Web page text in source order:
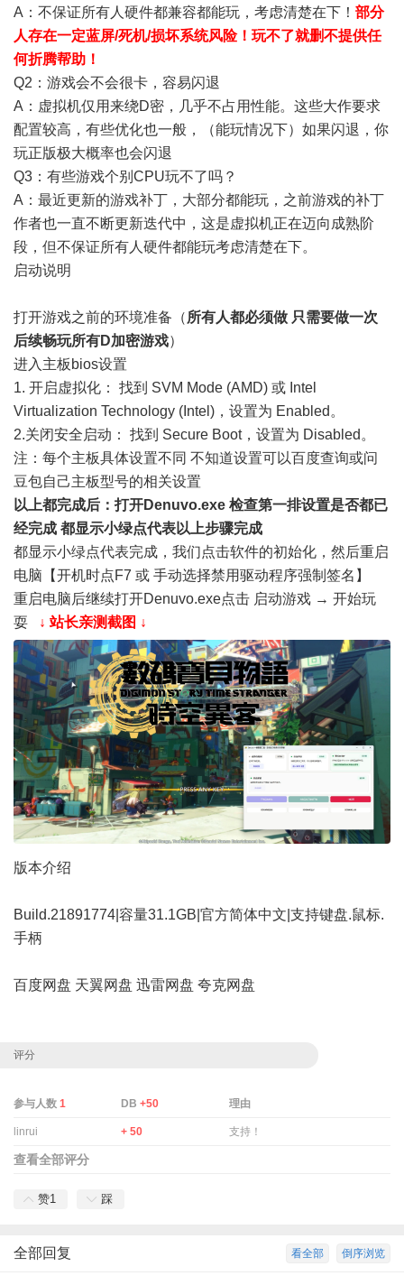
A：不保证所有人硬件都兼容都能玩，考虑清楚在下！ 部分
人存在一定蓝屏/死机/损坏系统风险！玩不了就删不提供任
何折腾帮助！
Q2：游戏会不会很卡，容易闪退
A：虚拟机仅用来绕D密，几乎不占用性能。这些大作要求
配置较高，有些优化也一般，（能玩情况下）如果闪退，你
玩正版极大概率也会闪退
Q3：有些游戏个别CPU玩不了吗？
A：最近更新的游戏补丁，大部分都能玩，之前游戏的补丁
作者也一直不断更新迭代中，这是虚拟机正在迈向成熟阶
段，但不保证所有人硬件都能玩考虑清楚在下。
启动说明
打开游戏之前的环境准备（ 所有人都必须做 只需要做一次
后续畅玩所有D加密游戏）
进入主板bios设置
1. 开启虚拟化： 找到 SVM Mode (AMD) 或 Intel
Virtualization Technology (Intel)，设置为 Enabled。
2.关闭安全启动： 找到 Secure Boot，设置为 Disabled。
注：每个主板具体设置不同 不知道设置可以百度查询或问
豆包自己主板型号的相关设置
以上都完成后：打开Denuvo.exe 检查第一排设置是否都已
经完成 都显示小绿点代表以上步骤完成
都显示小绿点代表完成，我们点击软件的初始化，然后重启
电脑【开机时点F7 或 手动选择禁用驱动程序强制签名】
重启电脑后继续打开Denuvo.exe点击 启动游戏 → 开始玩
耍
↓ 站长亲测截图 ↓
版本介绍
Build.21891774|容量31.1GB|官方简体中文|支持键盘.鼠标.
手柄
百度网盘 天翼网盘 迅雷网盘 夸克网盘
评分
参与人数 1 DB+50 理由
linrui + 50 支持！
查看全部评分
赞1 踩
倒序浏览
看全部
全部回复